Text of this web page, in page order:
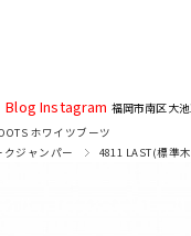
Blog Instagram 福岡市南区大
ホワイツブーツ
クジャンパー
4811 LAST(標準